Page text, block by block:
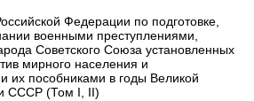
Федерации по подготовке,
военными преступлениями,
Советского Союза установленных
мирного населения и
их пособниками в годы Великой
СССР (Том I, II)